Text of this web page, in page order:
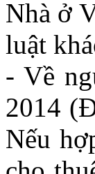
Nhà ở
luật
- Về
2014
Nếu